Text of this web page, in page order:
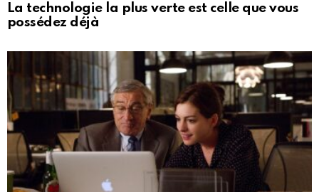
La technologie la plus verte est celle que vous
possédez déjà